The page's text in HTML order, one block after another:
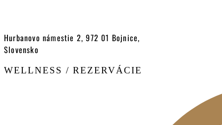
Hurbanovo námestie 2, 972 01 Bojnice,
Slovensko
WELLNESS / REZERVÁCIE